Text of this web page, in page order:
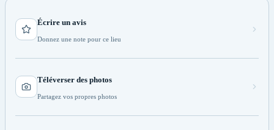
Écrire un avis
Donnez une note pour ce lieu
Téléverser des photos
Partagez vos propres photos